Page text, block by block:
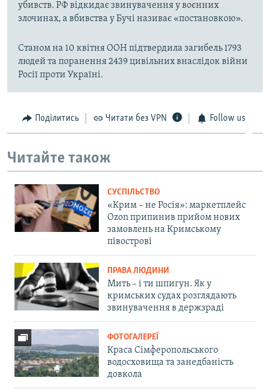
убивств. РФ відкидає звинувачення у воєнних
злочинах, а вбивства у Бучі називає «постановкою».
Станом на 10 квітня ООН підтвердила загибель 1793
людей та поранення 2439 цивільних внаслідок війни
Росії проти Україні.
Поділитись Читати без VPN Follow us
Читайте також
СУСПІЛЬСТВО
«Крим – не Росія»: маркетплейс
Ozon припинив прийом нових
замовлень на Кримському
півострові
ПРАВА ЛЮДИНИ
Мить – і ти шпигун. Як у
кримських судах розглядають
звинувачення в держзраді
ФОТОГАЛЕРЕЇ
Краса Сімферопольського
водосховища та занедбаність
довкола